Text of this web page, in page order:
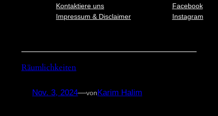
Kontaktiere uns
Impressum & Disclaimer
Facebook
Instagram
Räumlichkeiten
Nov. 3, 2024—von Karim Halim